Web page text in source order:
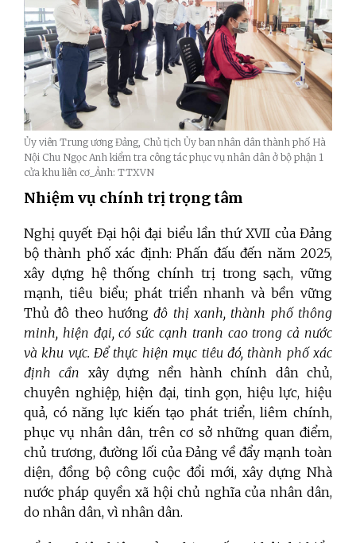
Ủy viên Trung ương Đảng, Chủ tịch Ủy ban nhân dân thành phố Hà
Nội Chu Ngọc Anh kiểm tra công tác phục vụ nhân dân ở bộ phận 1
cửa khu liên cơ_Ảnh: TTXVN
Nhiệm vụ chính trị trọng tâm
Nghị quyết Đại hội đại biểu lần thứ XVII của Đảng
bộ thành phố xác định: Phấn đấu đến năm 2025,
xây dựng hệ thống chính trị trong sạch, vững
mạnh, tiêu biểu; phát triển nhanh và bền vững
Thủ đô theo hướngđô thị xanh, thành phố thông
minh, hiện đại, có sức cạnh tranh cao trong cả nước
và khu vực. Để thực hiện mục tiêu đó, thành phố xác
định cần xây dựng nền hành chính dân chủ,
chuyên nghiệp, hiện đại, tinh gọn, hiệu lực, hiệu
quả, có năng lực kiến tạo phát triển, liêm chính,
phục vụ nhân dân, trên cơ sở những quan điểm,
chủ trương, đường lối của Đảng về đẩy mạnh toàn
diện, đồng bộ công cuộc đổi mới, xây dựng Nhà
nước pháp quyền xã hội chủ nghĩa của nhân dân,
do nhân dân, vì nhân dân.